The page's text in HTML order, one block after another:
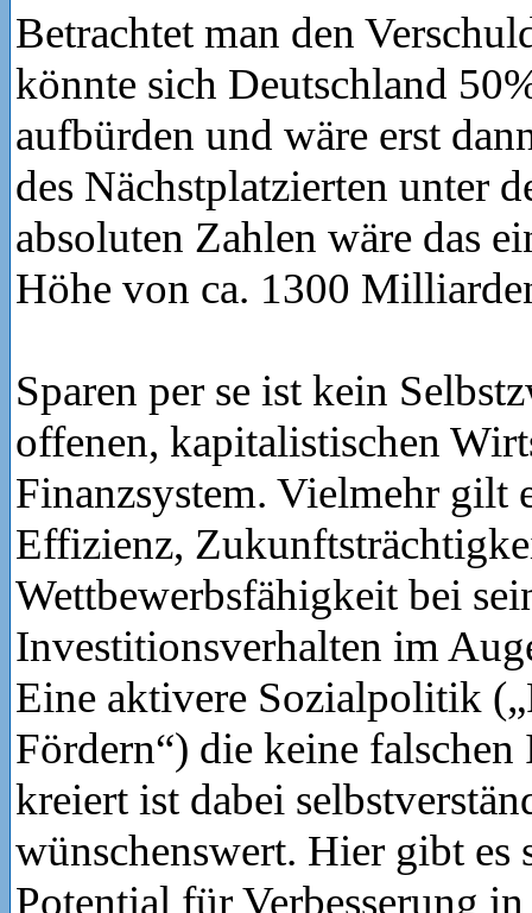
Betrachtet man den
könnte sich Deutschland
aufbürden und wäre erst
des Nächstplatzierten unter
absoluten Zahlen wäre das
Höhe von ca. 1300
Sparen per se ist kein
offenen, kapitalistischen
Finanzsystem. Vielmehr gilt
Effizienz,
Wettbewerbsfähigkeit bei
Investitionsverhalten im
Eine aktivere Sozialpolitik
Fördern“) die keine
kreiert ist dabei
wünschenswert. Hier gibt es
Potential für Verbesserung